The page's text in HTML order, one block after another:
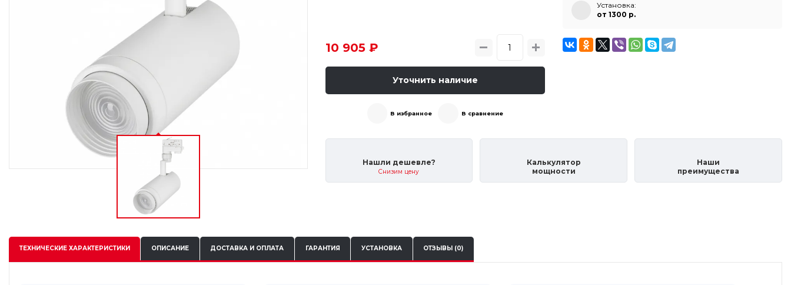
10 905 ₽
Уточнить наличие
В избранное В сравнение
Установка:
от 1300 p.
Нашли дешевле?
Снизим цену
Калькулятор
мощности
Наши
преимущества
ТЕХНИЧЕСКИЕХАРАКТЕРИСТИКИ ОПИСАНИЕ ДОСТАВКА И ОПЛАТА ГАРАНТИЯ УСТАНОВКА ОТЗЫВЫ (0)